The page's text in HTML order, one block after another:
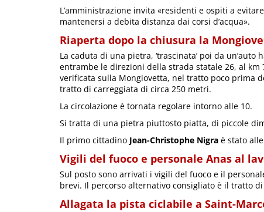
L’amministrazione invita «residenti e ospiti a
mantenersi a debita distanza dai corsi d’acqua».
Riaperta dopo la chiusura la
La caduta di una pietra, ‘trascinata’ poi da
entrambe le direzioni della strada statale 26, al km
verificata sulla Mongiovetta, nel tratto poco prima
tratto di carreggiata di circa 250 metri.
La circolazione è tornata regolare intorno alle 10.
Si tratta di una pietra piuttosto piatta, di piccole
Il primo cittadino Jean-Christophe Nigra è stato
Vigili del fuoco e personale Anas al
Sul posto sono arrivati i vigili del fuoco e il
brevi. Il percorso alternativo consigliato è il tratto
Allagata la pista ciclabile a Saint-